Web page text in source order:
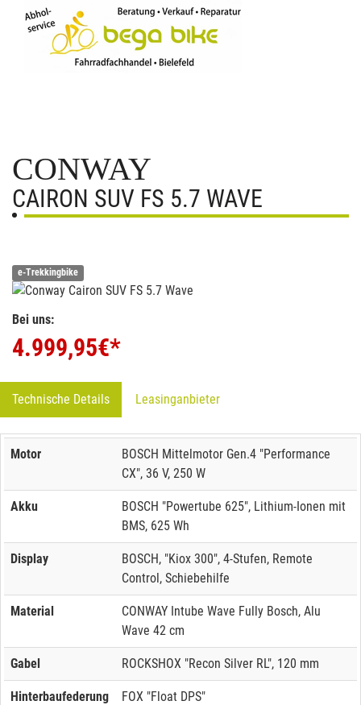
CONWAY
CAIRON SUV FS 5.7 WAVE
e-Trekkingbike
Bei uns:
4.999,95€*
Technische Details Leasinganbieter
Motor
BOSCH Mittelmotor Gen.4 "Performance
CX", 36 V, 250 W
Akku
BOSCH "Powertube 625", Lithium-Ionen mit
BMS, 625 Wh
Display
BOSCH, "Kiox 300", 4-Stufen, Remote
Control, Schiebehilfe
Material
CONWAY Intube Wave Fully Bosch, Alu
Wave 42 cm
Gabel ROCKSHOX "Recon Silver RL", 120 mm
Hinterbaufederung FOX "Float DPS"